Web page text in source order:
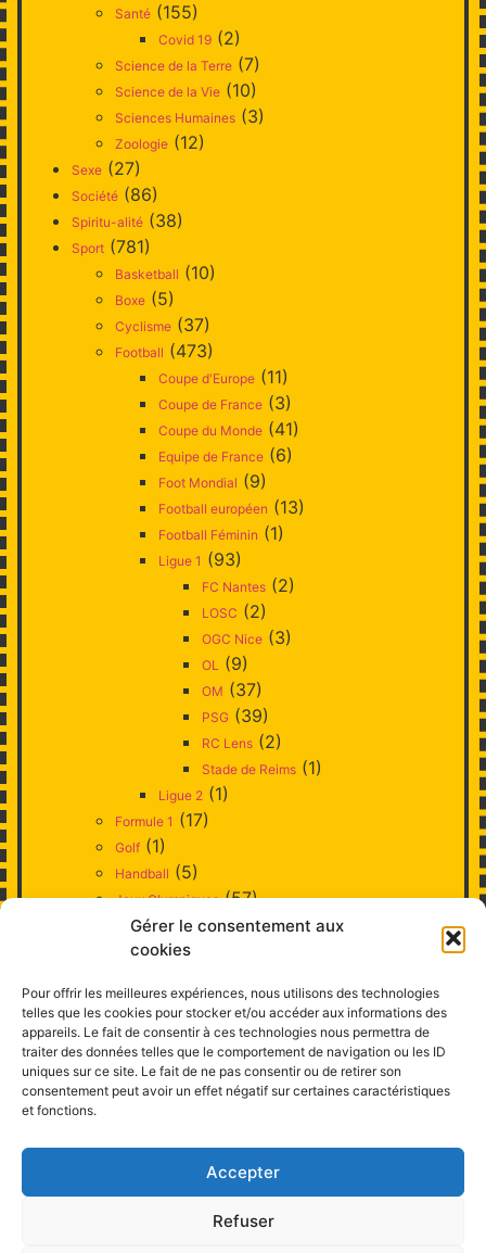
Gérer le consentement aux
cookies
Pour offrir les meilleures expériences, nous utilisons des technologies
telles que les cookies pour stocker et/ou accéder aux informations des
appareils. Le fait de consentir à ces technologies nous permettra de
traiter des données telles que le comportement de navigation ou les ID
uniques sur ce site. Le fait de ne pas consentir ou de retirer son
consentement peut avoir un effet négatif sur certaines caractéristiques
et fonctions.
Accepter
Refuser
Santé (155)
Covid 19 (2)
Science de la Terre (7)
Science de la Vie (10)
Sciences Humaines (3)
Zoologie (12)
Sexe (27)
Société (86)
Spiritu-alité (38)
Sport (781)
Basketball (10)
Boxe (5)
Cyclisme (37)
Football (473)
Coupe d'Europe (11)
Coupe de France (3)
Coupe du Monde (41)
Equipe de France (6)
Foot Mondial (9)
Football européen (13)
Football Féminin (1)
Ligue 1 (93)
FC Nantes (2)
LOSC (2)
OGC Nice (3)
OL (9)
OM (37)
PSG (39)
RC Lens (2)
Stade de Reims (1)
Ligue 2 (1)
Formule 1 (17)
Golf (1)
Handball (5)
Jeux Olympiques(57)
Judo(3)
Natation(10)
Rugby (38)
Ski(6)
Tennis(52)
Tennis de Table(3)